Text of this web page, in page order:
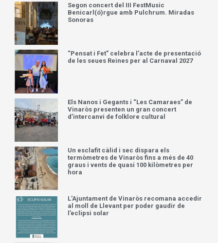
Segon concert del III FestMusic
Benicarl(ó)rgue amb Pulchrum. Miradas
Sonoras
“Pensat i Fet” celebra l’acte de presentació
de les seues Reines per al Carnaval 2027
Els Nanos i Gegants i “Les Camaraes” de
Vinaròs presenten un gran concert
d’intercanvi de folklore cultural
Un esclafit càlid i sec dispara els
termòmetres de Vinaròs fins a més de 40
graus i vents de quasi 100 kilòmetres per
hora
L’Ajuntament de Vinaròs recomana accedir
al moll de Llevant per poder gaudir de
l’eclipsi solar